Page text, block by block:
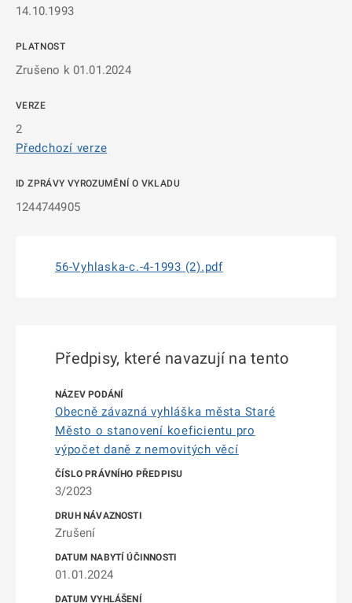
14.10.1993
PLATNOST
Zrušeno k 01.01.2024
VERZE
2
Předchozí verze
ID ZPRÁVY VYROZUMĚNÍ O VKLADU
1244744905
56-Vyhlaska-c.-4-1993 (2).pdf
Předpisy, které navazují na tento
Obecně závazná vyhláška města Staré
Město o stanovení koeficientu pro
výpočet daně z nemovitých věcí
3/2023
Zrušení
01.01.2024